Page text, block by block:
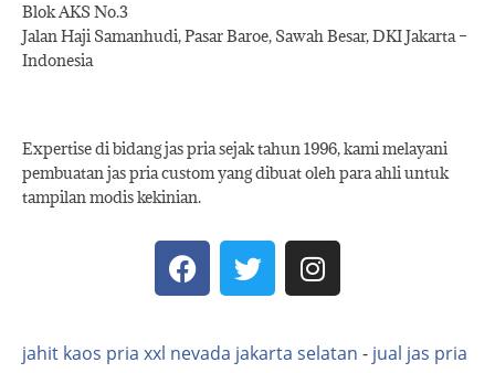
Blok AKS No.3
Jalan Haji Samanhudi, Pasar Baroe, Sawah Besar, DKI Jakarta –
Indonesia
Expertise di bidang jas pria sejak tahun 1996, kami melayani
pembuatan jas pria custom yang dibuat oleh para ahli untuk
tampilan modis kekinian.
jahit kaos pria xxl nevada jakarta selatan - jual jas pria